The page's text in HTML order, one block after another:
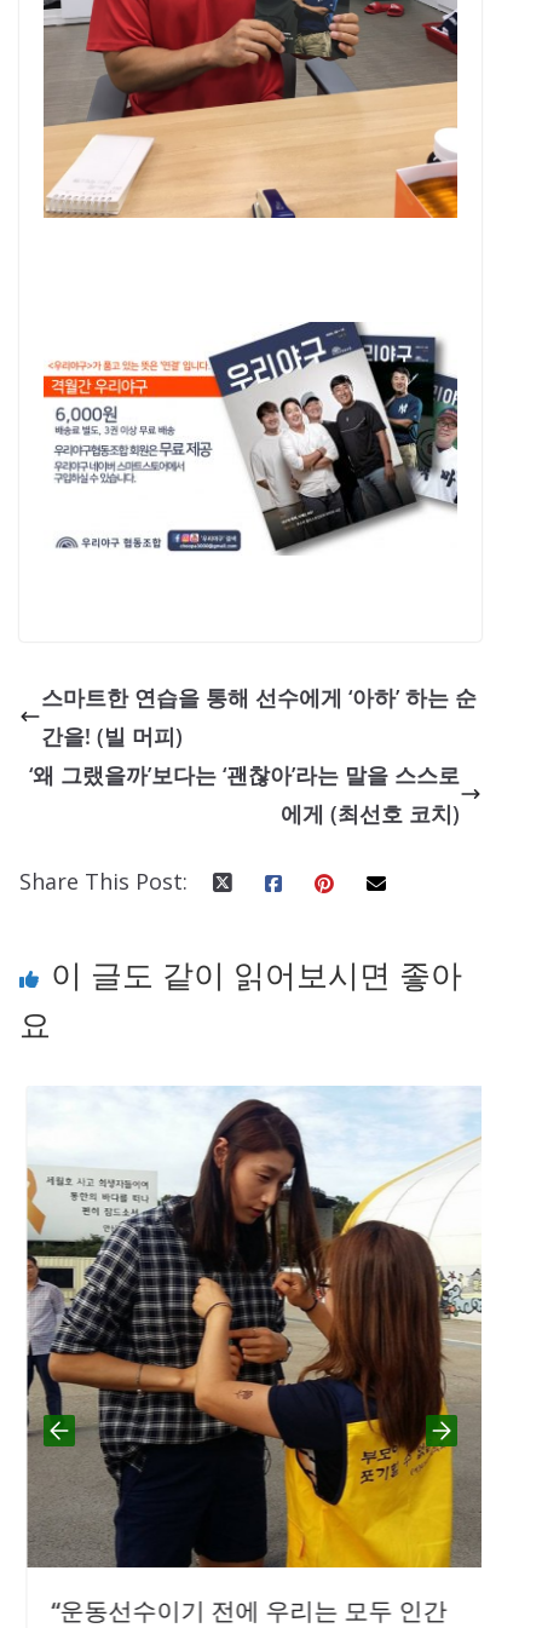
스마트한 연습을 통해 선수에게 ‘아하’ 하는 순
간을! (빌 머피)
‘왜 그랬을까’보다는 ‘괜찮아’라는 말을 스스로
에게 (최선호 코치)
Share This Post:
이 글도 같이 읽어보시면 좋아
요
“운동선수이기 전에 우리는 모두 인간